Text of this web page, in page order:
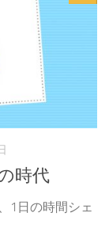
時代
1日の時間シェ